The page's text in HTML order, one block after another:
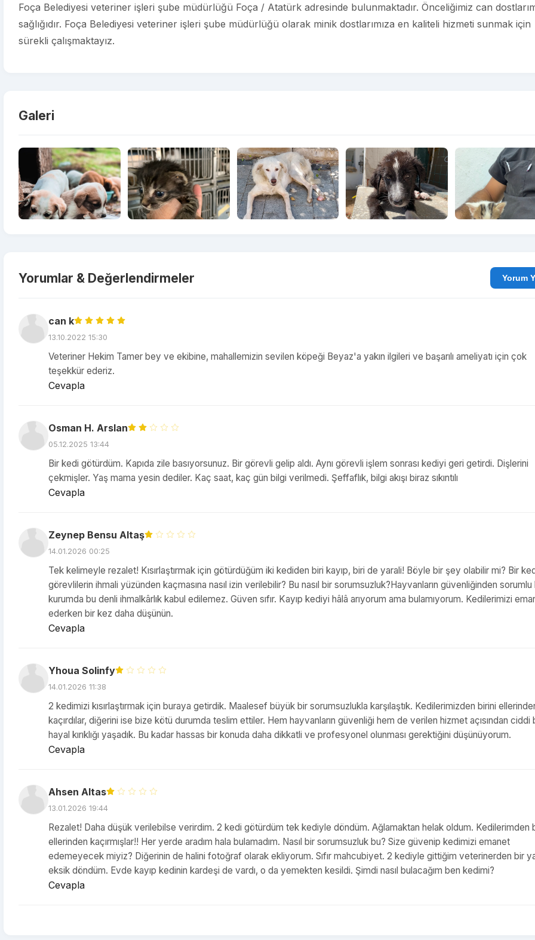
Foça Belediyesi veteriner işleri şube müdürlüğü Foça / Atatürk adresinde bulunmaktadır. Önceliğimiz can
sağlığıdır. Foça Belediyesi veteriner işleri şube müdürlüğü olarak minik dostlarımıza en kaliteli hizmeti sunmak için
sürekli çalışmaktayız.
Galeri
Yorumlar & Değerlendirmeler
can k
13.10.2022 15:30
Veteriner Hekim Tamer bey ve ekibine, mahallemizin sevilen köpeği Beyaz'a yakın ilgileri ve başarılı ameliyatı için çok
teşekkür ederiz.
Cevapla
Osman H. Arslan
05.12.2025 13:44
Bir kedi götürdüm. Kapıda zile basıyorsunuz. Bir görevli gelip aldı. Aynı görevli işlem sonrası kediyi geri getirdi. Dişlerini
çekmişler. Yaş mama yesin dediler. Kaç saat, kaç gün bilgi verilmedi. Şeffaflık, bilgi akışı biraz sıkıntılı
Cevapla
Zeynep Bensu Altaş
14.01.2026 00:25
Tek kelimeyle rezalet! Kısırlaştırmak için götürdüğüm iki kediden biri kayıp, biri de yarali! Böyle bir şey olabilir mi? Bir
görevlilerin ihmali yüzünden kaçmasına nasıl izin verilebilir? Bu nasıl bir sorumsuzluk?Hayvanların güvenliğinden sorumlu
kurumda bu denli ihmalkârlık kabul edilemez. Güven sıfır. Kayıp kediyi hâlâ arıyorum ama bulamıyorum. Kedilerimizi
ederken bir kez daha düşünün.
Cevapla
Yhoua Solinfy
14.01.2026 11:38
2 kedimizi kısırlaştırmak için buraya getirdik. Maalesef büyük bir sorumsuzlukla karşılaştık. Kedilerimizden birini
kaçırdılar, diğerini ise bize kötü durumda teslim ettiler. Hem hayvanların güvenliği hem de verilen hizmet açısından ciddi
hayal kırıklığı yaşadık. Bu kadar hassas bir konuda daha dikkatli ve profesyonel olunması gerektiğini düşünüyorum.
Cevapla
Ahsen Altas
13.01.2026 19:44
Rezalet! Daha düşük verilebilse verirdim. 2 kedi götürdüm tek kediyle döndüm. Ağlamaktan helak oldum. Kedilerimden
ellerinden kaçırmışlar!! Her yerde aradım hala bulamadım. Nasıl bir sorumsuzluk bu? Size güvenip kedimizi emanet
edemeyecek miyiz? Diğerinin de halini fotoğraf olarak ekliyorum. Sıfır mahcubiyet. 2 kediyle gittiğim veterinerden bir
eksik döndüm. Evde kayıp kedinin kardeşi de vardı, o da yemekten kesildi. Şimdi nasıl bulacağım ben kedimi?
Cevapla